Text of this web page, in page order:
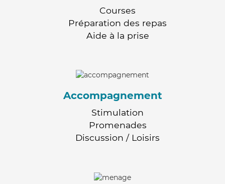
Courses
Préparation des repas
Aide à la prise
Accompagnement
Stimulation
Promenades
Discussion / Loisirs